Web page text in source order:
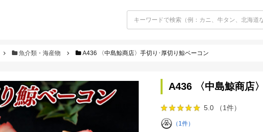
魚介類・海産物 A436 〈中島鯨商店〉手切り･厚切り鯨ベーコン
A436 〈中島鯨商店
5.0 （1件）
（1件）